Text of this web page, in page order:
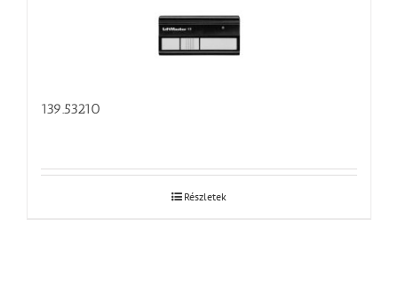
139.53210
Részletek